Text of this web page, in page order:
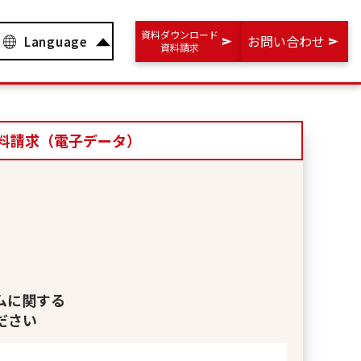
Language
資料ダウンロード
資料請求
お問い合わせ
に関する
さい
請求（電子データ）
株式会社パソナグループの淡路島団体・企業